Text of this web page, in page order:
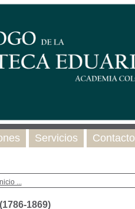
...
1869)
Servicios Contacto